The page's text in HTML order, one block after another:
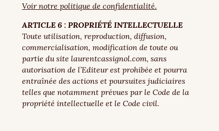
Voir notre politique de confidentialité.
ARTICLE 6 : PROPRIÉTÉ INTELLECTUELLE
Toute utilisation, reproduction, diffusion,
commercialisation, modification de toute ou
partie du site laurentcassignol.com, sans
autorisation de l’Editeur est prohibée et pourra
entraînée des actions et poursuites judiciaires
telles que notamment prévues par le Code de la
propriété intellectuelle et le Code civil.